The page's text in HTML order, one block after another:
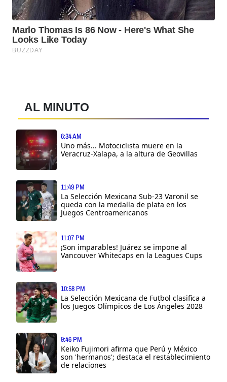
AL MINUTO
6:34 AM
Uno más... Motociclista muere en la
Veracruz-Xalapa, a la altura de Geovillas
11:49 PM
La Selección Mexicana Sub-23 Varonil se
queda con la medalla de plata en los
Juegos Centroamericanos
11:07 PM
¡Son imparables! Juárez se impone al
Vancouver Whitecaps en la Leagues Cups
10:58 PM
La Selección Mexicana de Futbol clasifica a
los Juegos Olímpicos de Los Ángeles 2028
9:46 PM
Keiko Fujimori afirma que Perú y México
son 'hermanos'; destaca el restablecimiento
de relaciones